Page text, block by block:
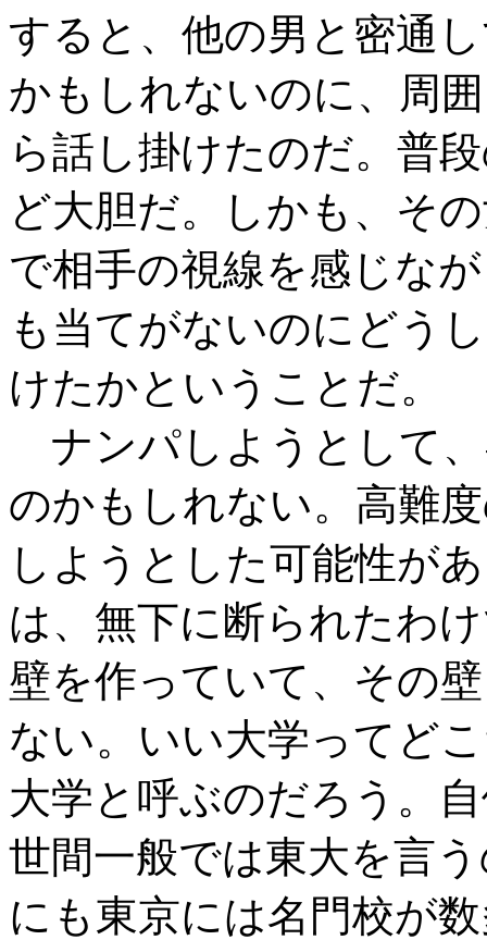
すると、他の男と密通
かもしれないのに、周
ら話し掛けたのだ。普
ど大胆だ。しかも、そ
で相手の視線を感じな
も当てがないのにどう
けたかということだ。
ナンパしようとして
のかもしれない。高難
しようとした可能性が
は、無下に断られたわ
壁を作っていて、その
ない。いい大学ってど
大学と呼ぶのだろう。
世間一般では東大を言
にも東京には名門校が